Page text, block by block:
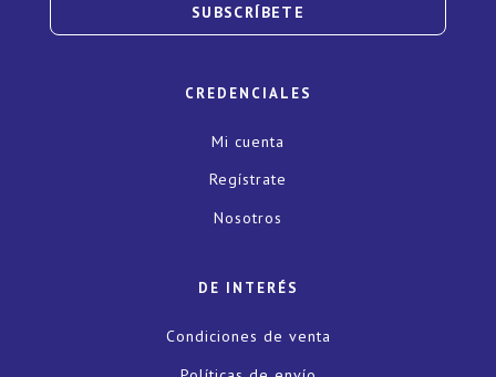
SUBSCRÍBETE
CREDENCIALES
Mi cuenta
Regístrate
Nosotros
DE INTERÉS
Condiciones de venta